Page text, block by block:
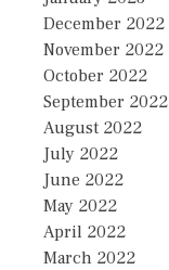
December 2022
November 2022
October 2022
September 2022
August 2022
July 2022
June 2022
May 2022
April 2022
March 2022